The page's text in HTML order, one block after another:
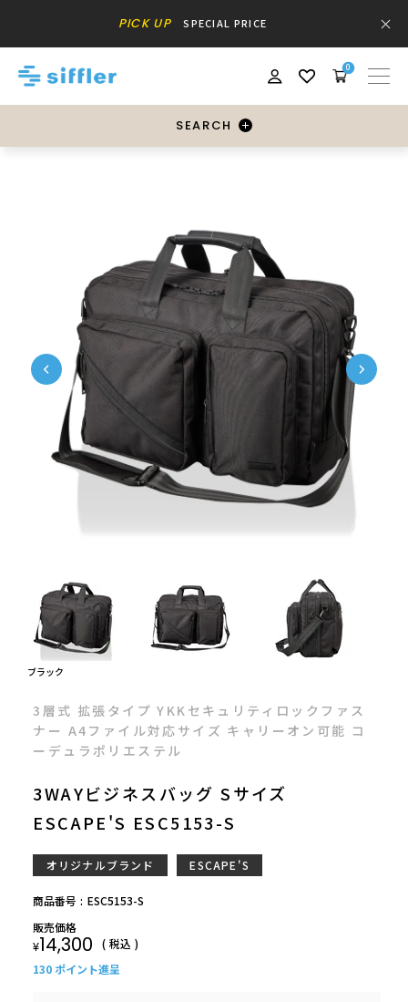
PICK UP SPECIAL PRICE
0
SEARCH
ブラック
3層式 拡張タイプ YKKセキュリティロックファス
ナー A4ファイル対応サイズ キャリーオン可能 コ
ーデュラポリエステル
3WAYビジネスバッグ Sサイズ
ESCAPE'S ESC5153-S
オリジナルブランド ESCAPE'S
商品番号
ESC5153-S
販売価格
¥14,300
税込
130 ポイント進呈